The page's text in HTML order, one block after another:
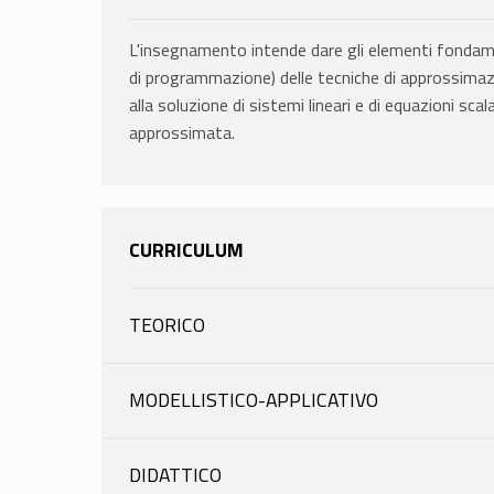
L'insegnamento intende dare gli elementi
di programmazione) delle tecniche di
alla soluzione di sistemi lineari e di equazioni
approssimata.
CURRICULUM
TEORICO
scheda docente
MODELLISTICO-APPLICATIVO
DIDATTICO